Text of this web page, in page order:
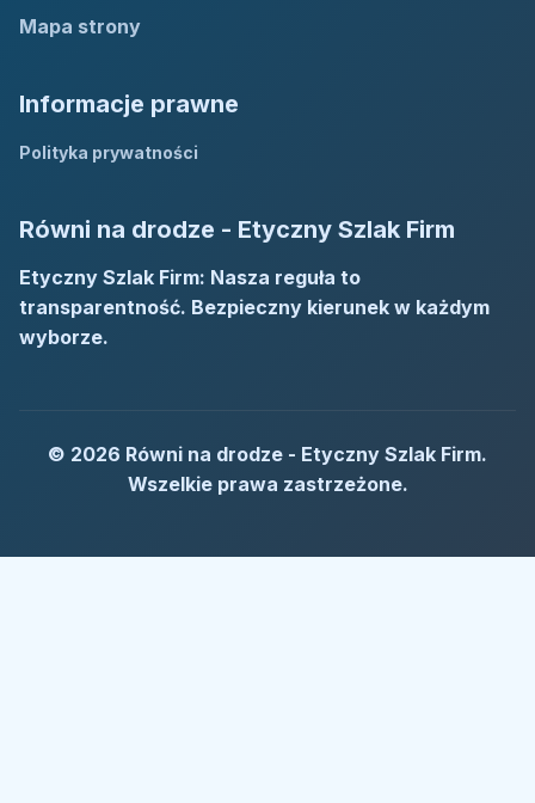
Mapa strony
Informacje prawne
Polityka prywatności
Równi na drodze - Etyczny Szlak Firm
Etyczny Szlak Firm: Nasza reguła to
transparentność. Bezpieczny kierunek w każdym
wyborze.
© 2026 Równi na drodze - Etyczny Szlak Firm.
Wszelkie prawa zastrzeżone.